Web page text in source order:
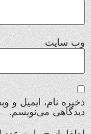
وب‌ سایت
ذخیره نام، ایمیل و
دیدگاهی می‌نویسم.